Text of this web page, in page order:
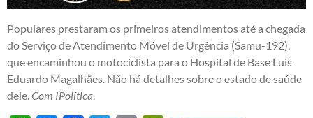
Populares prestaram os primeiros atendimentos até a chegada
do Serviço de Atendimento Móvel de Urgência (Samu-192),
que encaminhou o motociclista para o Hospital de Base Luís
Eduardo Magalhães. Não há detalhes sobre o estado de saúde
dele.Com IPolítica.